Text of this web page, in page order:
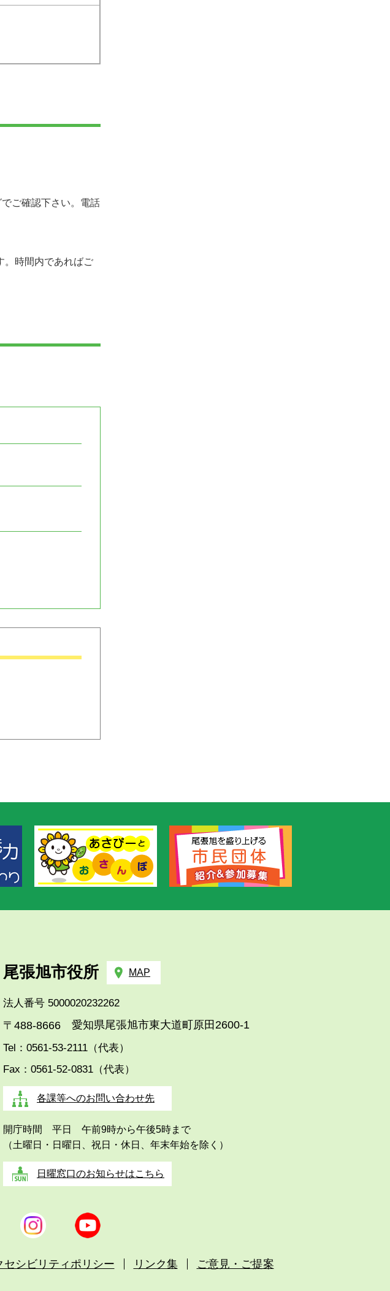
ご確認下さい。電話
。時間内であればご
尾張旭市役所 MAP
法人番号 5000020232262
〒488-8666 愛知県尾張旭市東大道町原田2600-1
Tel：0561-53-2111（代表）
Fax：0561-52-0831（代表）
各課等へのお問い合わせ先
開庁時間 平日 午前9時から午後5時まで
（土曜日・日曜日、祝日・休日、年末年始を除く）
日曜窓口のお知らせはこちら
セシビリティポリシー リンク集 ご意見・ご提案